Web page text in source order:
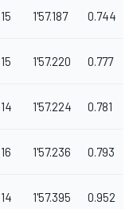
15 1'57.187 0.744
15 1'57.220 0.777
14 1'57.224 0.781
16 1'57.236 0.793
14 1'57.395 0.952